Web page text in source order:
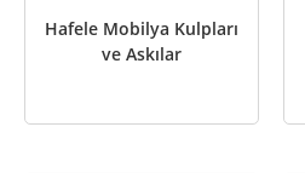
Hafele Mobilya Kulpları
ve Askılar